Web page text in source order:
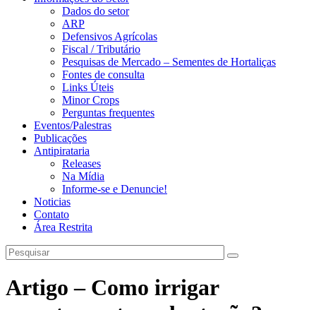
Dados do setor
ARP
Defensivos Agrícolas
Fiscal / Tributário
Pesquisas de Mercado – Sementes de Hortaliças
Fontes de consulta
Links Úteis
Minor Crops
Perguntas frequentes
Eventos/Palestras
Publicações
Antipirataria
Releases
Na Mídia
Informe-se e Denuncie!
Noticias
Contato
Área Restrita
Artigo – Como irrigar